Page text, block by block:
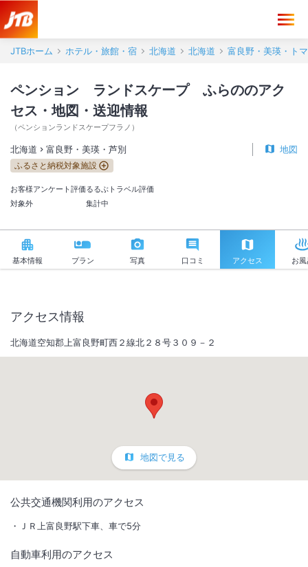
JTBホーム ホテル・旅館・宿 北海道 北海道 富良野・美瑛・ト
ペンション ランドスケープ ふらののアク
セス・地図・送迎情報
（ペンションランドスケープフラノ ）
北海道 富良野・美瑛・芦別 地図
ふるさと納税対象施設
お客様アンケート評価
対象外
るるぶトラベル評価
集計中
基本情報 プラン 写真 口コミ アクセス お
富良野食材を活かしたダッチオーブン料理が人気！丘陵地帯と十勝岳連
アクセス情報
北海道空知郡上富良野町西２線北２８号３０９－２
地図で見る
公共交通機関利用のアクセス
ＪＲ上富良野駅下車、車で5分
自動車利用のアクセス